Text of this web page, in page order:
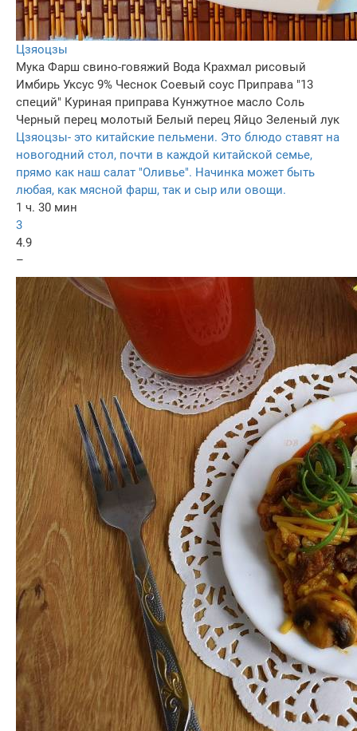
Цзяоцзы
Мука Фарш свино-говяжий Вода Крахмал рисовый
Имбирь Уксус 9% Чеснок Соевый соус Приправа "13
специй" Куриная приправа Кунжутное масло Соль
Черный перец молотый Белый перец Яйцо Зеленый лук
Цзяоцзы- это китайские пельмени. Это блюдо ставят на
новогодний стол, почти в каждой китайской семье,
прямо как наш салат "Оливье". Начинка может быть
любая, как мясной фарш, так и сыр или овощи.
1 ч. 30 мин
3
4.9
–